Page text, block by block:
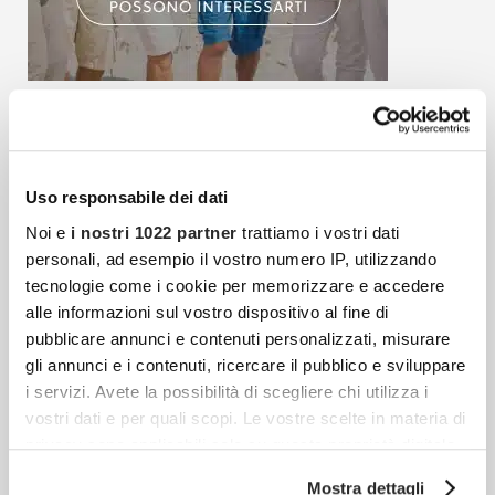
Uso responsabile dei dati
Noi e i nostri 1022 partner trattiamo i vostri dati
personali, ad esempio il vostro numero IP, utilizzando
tecnologie come i cookie per memorizzare e accedere
alle informazioni sul vostro dispositivo al fine di
pubblicare annunci e contenuti personalizzati, misurare
gli annunci e i contenuti, ricercare il pubblico e sviluppare
i servizi. Avete la possibilità di scegliere chi utilizza i
vostri dati e per quali scopi. Le vostre scelte in materia di
privacy sono applicabili solo su questa proprietà digitale
Mostra dettagli
Le 5 Tendenze Gioiello Per Tutto L’inverno 2025
Scopri le tendenze gioiello Autunno/Inverno
2026 e come abbinarle agli outfit: catene,
perle irregolari, spille e amuleti per uno stile
elegante e contemporaneo.